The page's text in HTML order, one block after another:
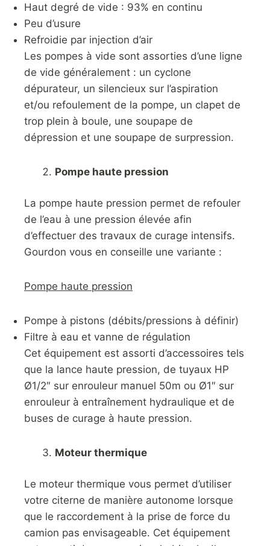
Haut degré de vide : 93% en continu
Peu d’usure
Refroidie par injection d’air
Les pompes à vide sont assorties d’une ligne
de vide généralement : un cyclone
dépurateur, un silencieux sur l’aspiration
et/ou refoulement de la pompe, un clapet de
trop plein à boule, une soupape de
dépression et une soupape de surpression.
Pompe haute pression
La pompe haute pression permet de refouler
de l’eau à une pression élevée afin
d’effectuer des travaux de curage intensifs.
Gourdon vous en conseille une variante :
Pompe haute pression
Pompe à pistons (débits/pressions à définir)
Filtre à eau et vanne de régulation
Cet équipement est assorti d’accessoires tels
que la lance haute pression, de tuyaux HP
Ø1/2″ sur enrouleur manuel 50m ou Ø1″ sur
enrouleur à entraînement hydraulique et de
buses de curage à haute pression.
Moteur thermique
Le moteur thermique vous permet d’utiliser
votre citerne de manière autonome lorsque
que le raccordement à la prise de force du
camion pas envisageable. Cet équipement